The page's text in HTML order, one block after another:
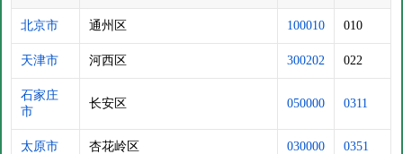
北京市 通州区 100010 010
天津市 河西区 300202 022
石家庄
市
长安区 050000 0311
太原市 杏花岭区 030000 0351